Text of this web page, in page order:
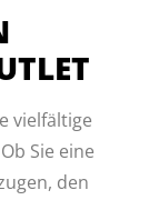
vielfältige
Sie eine
den